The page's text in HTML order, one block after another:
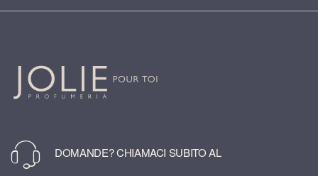
DOMANDE? CHIAMACI SUBITO AL